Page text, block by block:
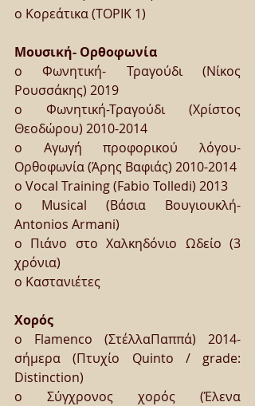
o Κορεάτικα (TOPIK 1)
Μουσική- Ορθοφωνία
o Φωνητική- Τραγούδι (Νίκος
Ρουσσάκης) 2019
o Φωνητική-Τραγούδι (Χρίστος
Θεοδώρου) 2010-2014
o Αγωγή προφορικού λόγου-
Ορθοφωνία (Άρης Βαφιάς) 2010-2014
o Vocal Training (Fabio Tolledi) 2013
o Musical (Βάσια Βουγιουκλή-
Antonios Armani)
o Πιάνο στο Χαλκηδόνιο Ωδείο (3
χρόνια)
o Καστανιέτες
Χορός
o Flamenco (ΣτέλλαΠαππά) 2014-
σήμερα (Πτυχίο Quinto / grade:
Distinction)
o Σύγχρονος χορός (Έλενα